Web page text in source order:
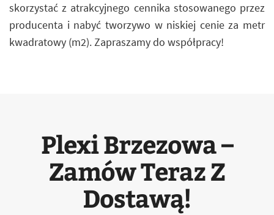
skorzystać z atrakcyjnego cennika stosowanego przez
producenta i nabyć tworzywo w niskiej cenie za metr
kwadratowy (m2). Zapraszamy do współpracy!
Plexi Brzezowa –
Zamów Teraz Z
Dostawą!